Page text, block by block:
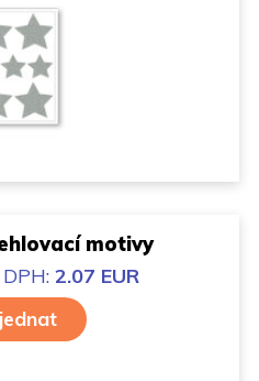
motivy
2.07 EUR